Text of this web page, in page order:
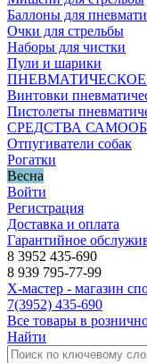
Баллоны для
Очки для стрельбы
Наборы для чистки
Пули и шарики
Винтовки
Пистолеты
СРЕДСТВА
Отпугиватели собак
Рогатки
Весна
Войти
Регистрация
Доставка и оплата
Гарантийное
8 3952 435-690
8 939 795-77-99
Х-мастер - магазин
7(3952) 435-690
Все товары в
Найти